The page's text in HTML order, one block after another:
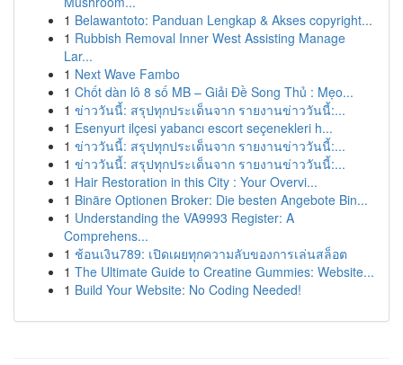
1 Belawantoto: Panduan Lengkap & Akses copyright...
1 Rubbish Removal Inner West Assisting Manage
Lar...
1 Next Wave Fambo
1 Chốt dàn lô 8 số MB – Giải Đề Song Thủ : Mẹo...
1 ข่าววันนี้: สรุปทุกประเด็นจาก รายงานข่าววันนี้:...
1 Esenyurt ilçesi yabancı escort seçenekleri h...
1 ข่าววันนี้: สรุปทุกประเด็นจาก รายงานข่าววันนี้:...
1 ข่าววันนี้: สรุปทุกประเด็นจาก รายงานข่าววันนี้:...
1 Hair Restoration in this City : Your Overvi...
1 Binäre Optionen Broker: Die besten Angebote Bin...
1 Understanding the VA9993 Register: A
Comprehens...
1 ช้อนเงิน789: เปิดเผยทุกความลับของการเล่นสล็อต
1 The Ultimate Guide to Creatine Gummies: Website...
1 Build Your Website: No Coding Needed!